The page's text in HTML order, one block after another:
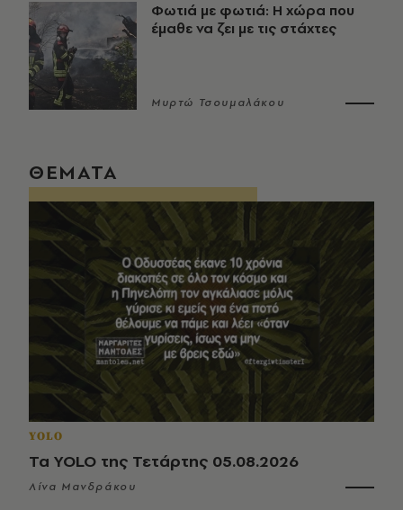
Φωτιά με φωτιά: Η χώρα που
έμαθε να ζει με τις στάχτες
Μυρτώ Τσουμαλάκου
ΘΕΜΑΤΑ
YOLO
Τα YOLO της Τετάρτης 05.08.2026
Λίνα Μανδράκου